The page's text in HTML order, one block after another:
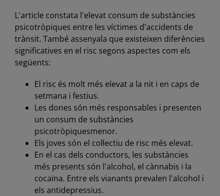
L'article constata l'elevat consum de substàncies
psicotròpiques entre les víctimes d'accidents de
trànsit. També assenyala que existeixen diferències
significatives en el risc segons aspectes com els
següents:
El risc és molt més elevat a la nit i en caps de
setmana i festius.
Les dones són més responsables i presenten
un consum de substàncies
psicotròpiquesmenor.
Els joves són el col·lectiu de risc més elevat.
En el cas dels conductors, les substàncies
més presents són l'alcohol, el cànnabis i la
cocaïna. Entre els vianants prevalen l'alcohol i
els antidepressius.